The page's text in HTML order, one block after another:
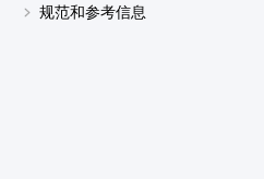
规范和参考信息